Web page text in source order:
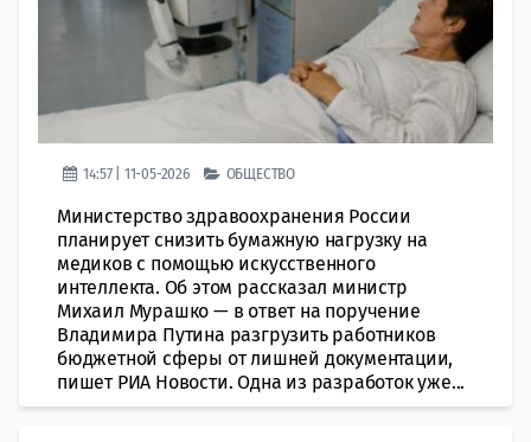
14:57 | 11-05-2026 ОБЩЕСТВО
Министерство здравоохранения России
планирует снизить бумажную нагрузку на
медиков с помощью искусственного
интеллекта. Об этом рассказал министр
Михаил Мурашко — в ответ на поручение
Владимира Путина разгрузить работников
бюджетной сферы от лишней документации,
пишет РИА Новости. Одна из разработок уже...